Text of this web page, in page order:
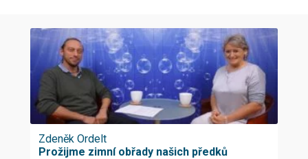
Zdeněk Ordelt
Prožijme zimní obřady našich předků